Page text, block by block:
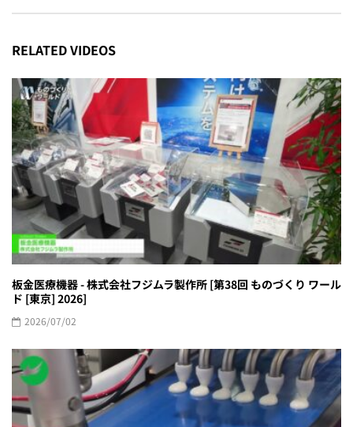
RELATED VIDEOS
板金医療機器 - 株式会社フジムラ製作所 [第38回 ものづくり ワール
ド [東京] 2026]
2026/07/02